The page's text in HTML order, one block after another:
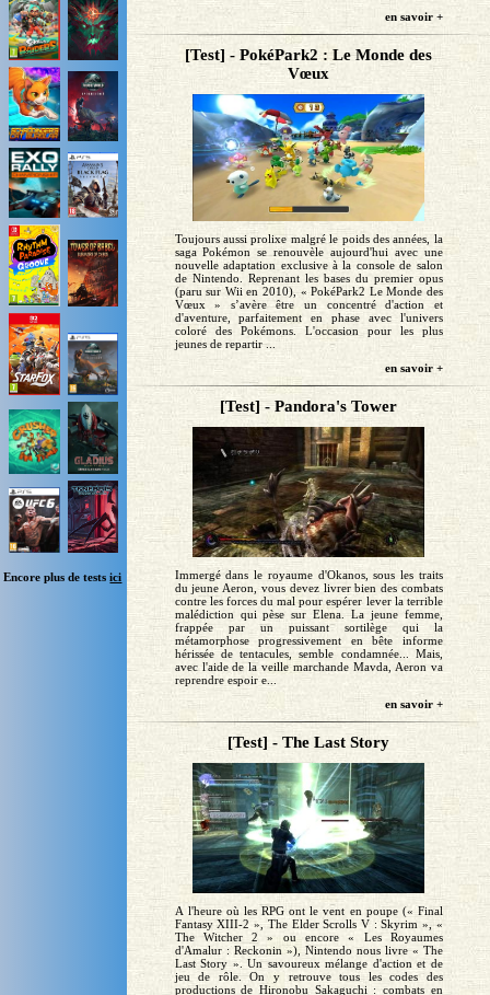
Encore plus de testsici
en savoir +
[Test] - PokéPark2 : Le Monde des
Vœux
Toujours aussi prolixe malgré le poids des années, la
saga Pokémon se renouvèle aujourd'hui avec une
nouvelle adaptation exclusive à la console de salon
de Nintendo. Reprenant les bases du premier opus
(paru sur Wii en 2010), « PokéPark2 Le Monde des
Vœux » s’avère être un concentré d'action et
d'aventure, parfaitement en phase avec l'univers
coloré des Pokémons. L'occasion pour les plus
jeunes de repartir ...
en savoir +
[Test] - Pandora's Tower
Immergé dans le royaume d'Okanos, sous les traits
du jeune Aeron, vous devez livrer bien des combats
contre les forces du mal pour espérer lever la terrible
malédiction qui pèse sur Elena. La jeune femme,
frappée par un puissant sortilège qui la
métamorphose progressivement en bête informe
hérissée de tentacules, semble condamnée... Mais,
avec l'aide de la veille marchande Mavda, Aeron va
reprendre espoir e...
en savoir +
[Test] - The Last Story
A l'heure où les RPG ont le vent en poupe (« Final
Fantasy XIII-2 », The Elder Scrolls V : Skyrim », «
The Witcher 2 » ou encore « Les Royaumes
d'Amalur : Reckonin »), Nintendo nous livre « The
Last Story ». Un savoureux mélange d'action et de
jeu de rôle. On y retrouve tous les codes des
productions de Hironobu Sakaguchi : combats en